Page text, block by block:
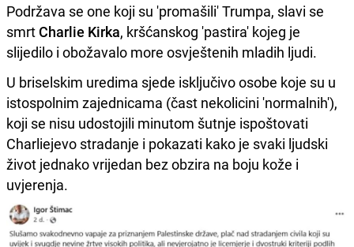
Podržava se one koji su 'promašili' Trumpa, slavi se
smrtCharlie Kirka, kršćanskog 'pastira' kojeg je
slijedilo i obožavalo more osvještenih mladih ljudi.
U briselskim uredima sjede isključivo osobe koje su u
istospolnim zajednicama (čast nekolicini 'normalnih'),
koji se nisu udostojili minutom šutnje ispoštovati
Charliejevo stradanje i pokazati kako je svaki ljudski
život jednako vrijedan bez obzira na boju kože i
uvjerenja.